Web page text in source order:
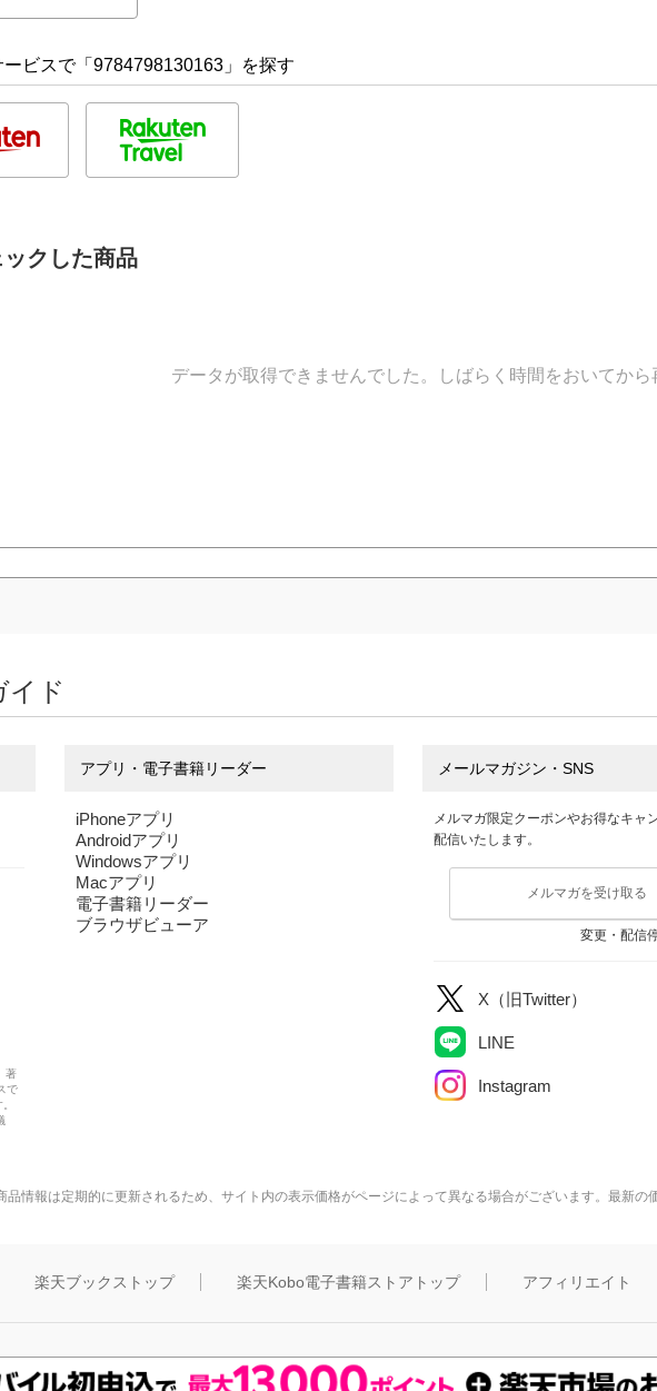
ービスで「9784798130163」を探す
クした商品
データが取得できませんでした。しばらく時間をおいてから
イド
著
で
アプリ・電子書籍リーダー
iPhoneアプリ
Androidアプリ
Windowsアプリ
Macアプリ
電子書籍リーダー
ブラウザビューア
メールマガジン・SNS
メルマガ限定クーポンやお得なキャ
配信いたします。
メルマガを受け取る
変更・配信
X（旧Twitter）
LINE
Instagram
品情報は定期的に更新されるため、サイト内の表示価格がページによって異なる場合がございます。最新の
楽天ブックストップ 楽天Kobo電子書籍ストアトップ アフィリエイト